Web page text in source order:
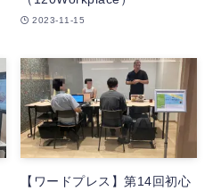
2023-11-15
【ワードプレス】第14回初心